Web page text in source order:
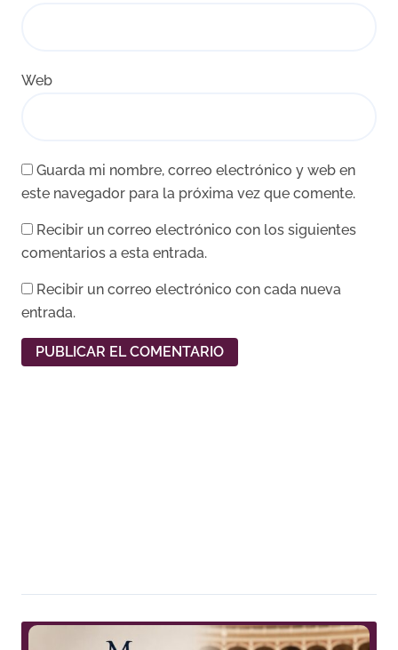
Web
Guarda mi nombre, correo electrónico y web en
este navegador para la próxima vez que comente.
Recibir un correo electrónico con los siguientes
comentarios a esta entrada.
Recibir un correo electrónico con cada nueva
entrada.